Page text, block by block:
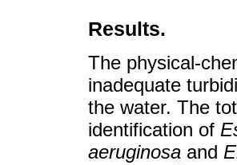
Results.
The physical-
inadequate
the water. The
identification of
aeruginosa and